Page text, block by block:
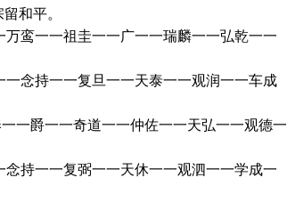
和平。
鸾一一祖圭一一广一一瑞麟一一弘乾一一
念持一一复旦一一天泰一一观润一一车成
一爵一一奇道一一仲佐一一天弘一一观德一
持一一复弼一一天休一一观泗一一学成一